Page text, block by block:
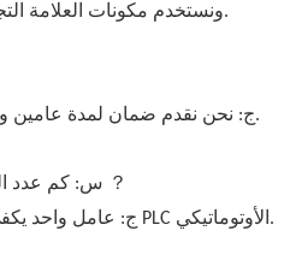
ونستخدم مكونات العلامة التجارية الشهيرة وفقًا لمتطلباتك.
ج: نحن نقدم ضمان لمدة عامين ونقدم الدعم الفني مدى الحياة.
？
ج: عامل واحد يكفي، الآلة تستخدم نظام التحكم PLC الأوتوماتيكي.